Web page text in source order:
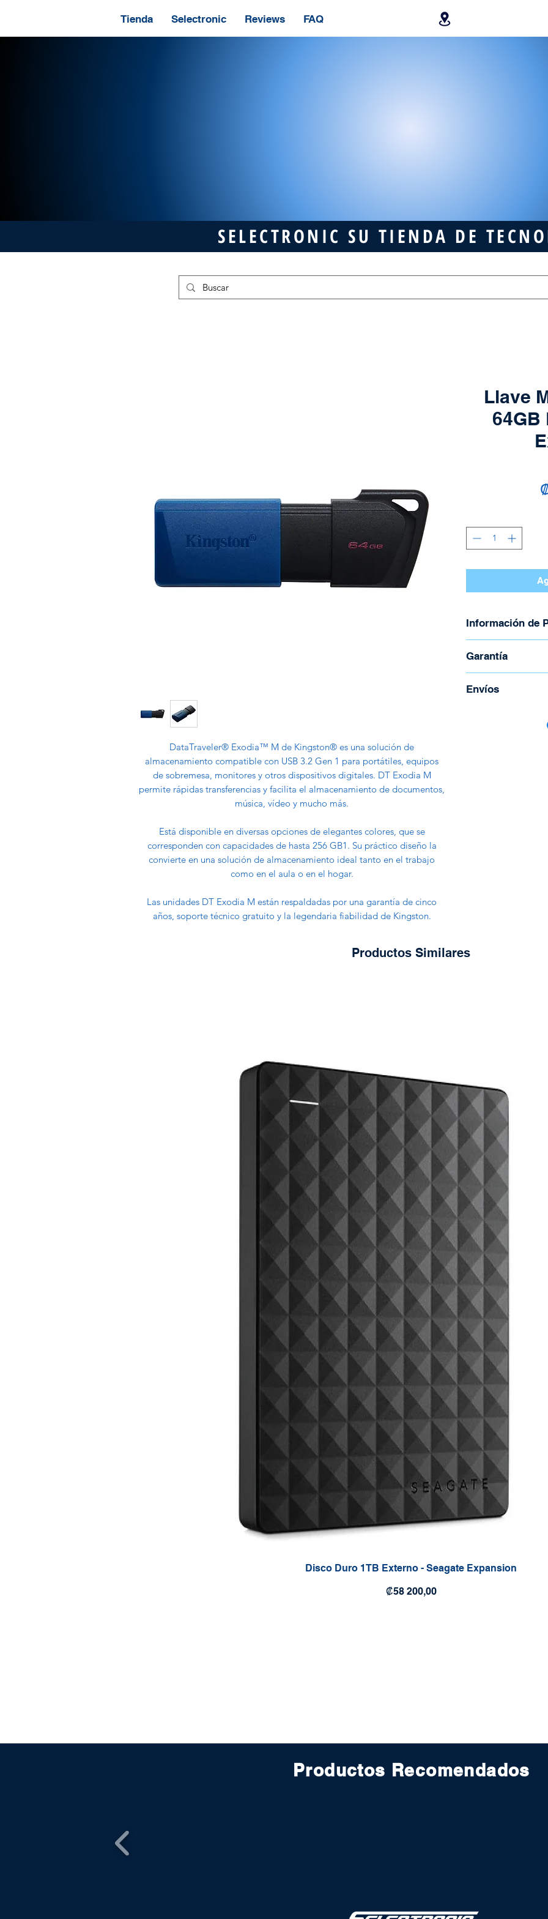
Tienda Selectronic Reviews FAQ
SELECTRONIC SU TIENDA DE
DataTraveler® Exodia™ M de Kingston® es una solución de
almacenamiento compatible con USB 3.2 Gen 1 para portátiles, equipos
de sobremesa, monitores y otros dispositivos digitales. DT Exodia M
permite rápidas transferencias y facilita el almacenamiento de documentos,
música, vídeo y mucho más.
Está disponible en diversas opciones de elegantes colores, que se
corresponden con capacidades de hasta 256 GB1. Su práctico diseño la
convierte en una solución de almacenamiento ideal tanto en el trabajo
como en el aula o en el hogar.
Las unidades DT Exodia M están respaldadas por una garantía de cinco
años, soporte técnico gratuito y la legendaria fiabilidad de Kingston.
Llave
64GB
Información de
Modelo:
Capacidad:
Velocidad: USB
Windows® 11/
Garantía
Envíos
Todos los envíos
Productos Similares
Disco Duro 1TB Externo - Seagate Expansion
Precio
₡58 200,00
Productos Recomendados